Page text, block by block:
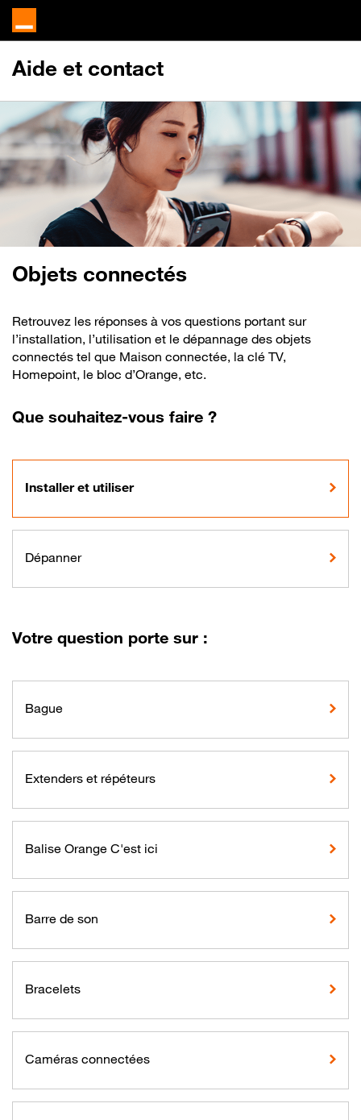
Aide et contact
Objets connectés
Retrouvez les réponses à vos questions portant sur
l’installation, l’utilisation et le dépannage des objets
connectés tel que Maison connectée, la clé TV,
Homepoint, le bloc d’Orange, etc.
Que souhaitez-vous faire ?
Installer et utiliser
Dépanner
Votre question porte sur :
Bague
Extenders et répéteurs
Balise Orange C'est ici
Barre de son
Bracelets
Caméras connectées